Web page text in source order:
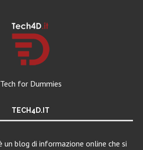
Tech for Dummies
TECH4D.IT
un blog di informazione online che si